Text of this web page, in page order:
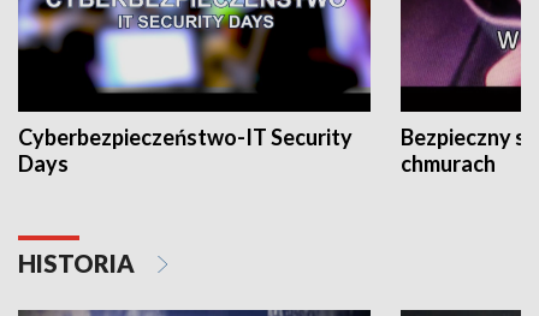
Cyberbezpieczeństwo-IT Security
Days
Bezpieczny
chmurach
HISTORIA